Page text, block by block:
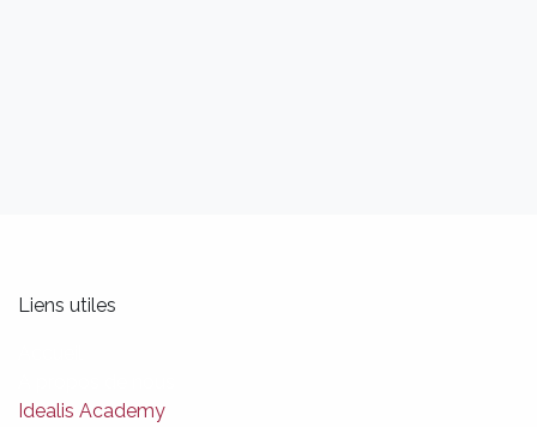
Liens utiles
Idealis Academy